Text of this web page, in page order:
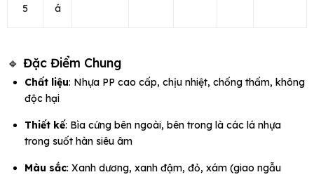
5
á
🔹 Đặc Điểm Chung
Chất liệu: Nhựa PP cao cấp, chịu nhiệt, chống thấm, không
độc hại
Thiết kế: Bìa cứng bên ngoài, bên trong là các lá nhựa
trong suốt hàn siêu âm
Màu sắc: Xanh dương, xanh đậm, đỏ, xám (giao ngẫu